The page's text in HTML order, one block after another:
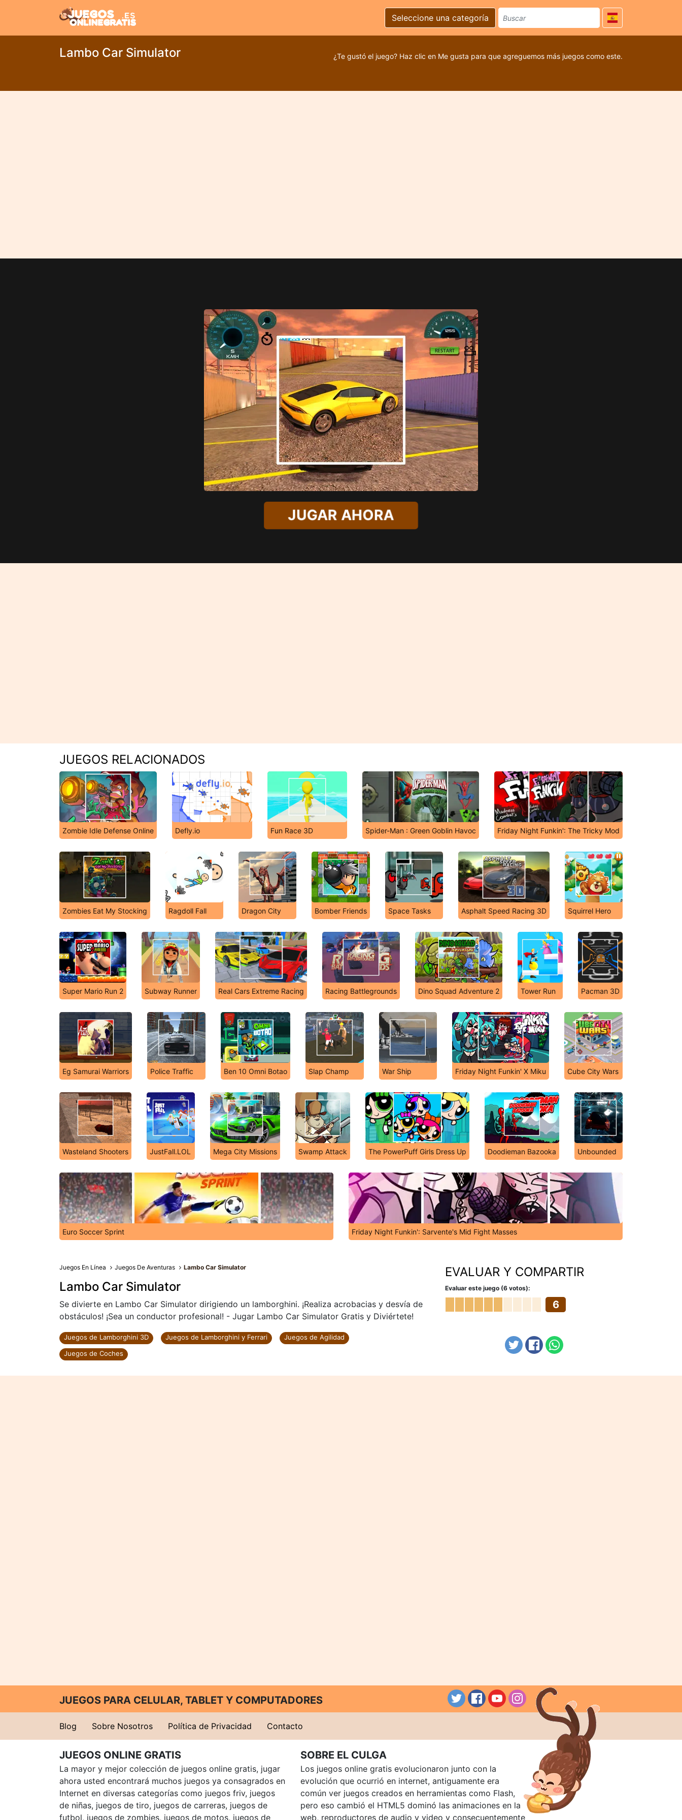
Seleccione una categoría
Lambo Car Simulator ¿Te gustó el juego? Haz clic en Me gusta para que agreguemos más juegos como este.
JUGAR AHORA
JUEGOS RELACIONADOS
Zombie Idle Defense Online Defly.io Fun Race 3D Spider-Man : Green Goblin Havoc Friday Night Funkin': The Tricky Mod
Zombies Eat My Stocking Ragdoll Fall Dragon City Bomber Friends Space Tasks Asphalt Speed Racing 3D Squirrel Hero
Super Mario Run 2 Subway Runner Real Cars Extreme Racing Racing Battlegrounds Dino Squad Adventure 2 Tower Run Pacman 3D
Eg Samurai Warriors Police Traffic Ben 10 Omni Botao Slap Champ War Ship Friday Night Funkin' X Miku Cube City Wars
Wasteland Shooters JustFall.LOL Mega City Missions Swamp Attack The PowerPuff Girls Dress Up Doodieman Bazooka Unbounded
Euro Soccer Sprint Friday Night Funkin': Sarvente's Mid Fight Masses
Juegos En Línea Juegos De Aventuras Lambo Car Simulator
Lambo Car Simulator
Se divierte en Lambo Car Simulator dirigiendo un lamborghini. ¡Realiza acrobacias y desvía de
obstáculos! ¡Sea un conductor profesional! - Jugar Lambo Car Simulator Gratis y Diviértete!
Juegos de Lamborghini 3D Juegos de Lamborghini y Ferrari
Juegos de Agilidad
Juegos de Coches
EVALUAR Y COMPARTIR
Evaluar este juego (6 votos):
6
JUEGOS PARA CELULAR, TABLET Y COMPUTADORES
Blog Sobre Nosotros Política de Privacidad Contacto
JUEGOS ONLINE GRATIS
La mayor y mejor colección de juegos online gratis, jugar
ahora usted encontrará muchos juegos ya consagrados en
Internet en diversas categorías como juegos friv, juegos
de niñas, juegos de tiro, juegos de carreras, juegos de
futbol, juegos de zombies, juegos de motos, juegos de
SOBRE EL CULGA
Los juegos online gratis evolucionaron junto con la
evolución que ocurrió en internet, antiguamente era
común ver juegos creados en herramientas como Flash,
pero eso cambió el HTML5 dominó las animaciones en la
web, reproductores de audio y video y consecuentemente